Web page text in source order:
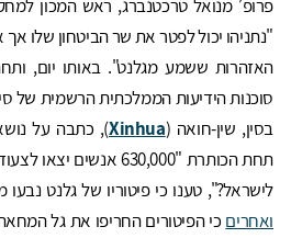
פרופ׳ מנואל טרכטנברג, ראש המכון
"נתניהו יכול לפטר את שר הביטחון שלו אך
האזהרות ששמע מגלנט". באותו יום,
סוכנות הידיעות הממלכתית הרשמית של
בסין, שין-חואה (Xinhua), כתבה על
תחת הכותרת "630,000
לישראל?", טענו כי פיטוריו של גלנט
ואחרים כי הפיטורים החריפו את גל